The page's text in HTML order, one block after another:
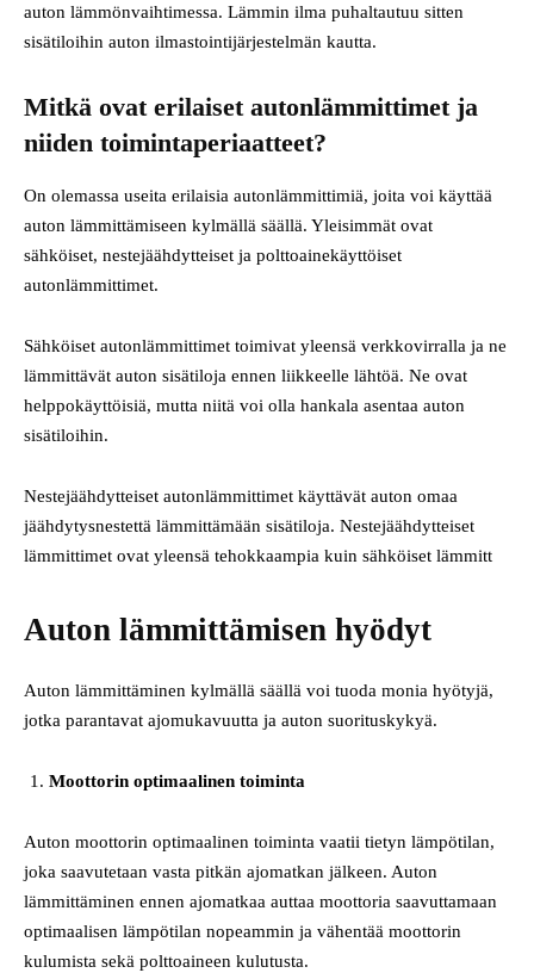
auton lämmönvaihtimessa. Lämmin ilma puhaltautuu sitten
sisätiloihin auton ilmastointijärjestelmän kautta.
Mitkä ovat erilaiset autonlämmittimet ja
niiden toimintaperiaatteet?
On olemassa useita erilaisia autonlämmittimiä, joita voi käyttää
auton lämmittämiseen kylmällä säällä. Yleisimmät ovat
sähköiset, nestejäähdytteiset ja polttoainekäyttöiset
autonlämmittimet.
Sähköiset autonlämmittimet toimivat yleensä verkkovirralla ja ne
lämmittävät auton sisätiloja ennen liikkeelle lähtöä. Ne ovat
helppokäyttöisiä, mutta niitä voi olla hankala asentaa auton
sisätiloihin.
Nestejäähdytteiset autonlämmittimet käyttävät auton omaa
jäähdytysnestettä lämmittämään sisätiloja. Nestejäähdytteiset
lämmittimet ovat yleensä tehokkaampia kuin sähköiset lämmitt
Auton lämmittämisen hyödyt
Auton lämmittäminen kylmällä säällä voi tuoda monia hyötyjä,
jotka parantavat ajomukavuutta ja auton suorituskykyä.
Moottorin optimaalinen toiminta
Auton moottorin optimaalinen toiminta vaatii tietyn lämpötilan,
joka saavutetaan vasta pitkän ajomatkan jälkeen. Auton
lämmittäminen ennen ajomatkaa auttaa moottoria saavuttamaan
optimaalisen lämpötilan nopeammin ja vähentää moottorin
kulumista sekä polttoaineen kulutusta.